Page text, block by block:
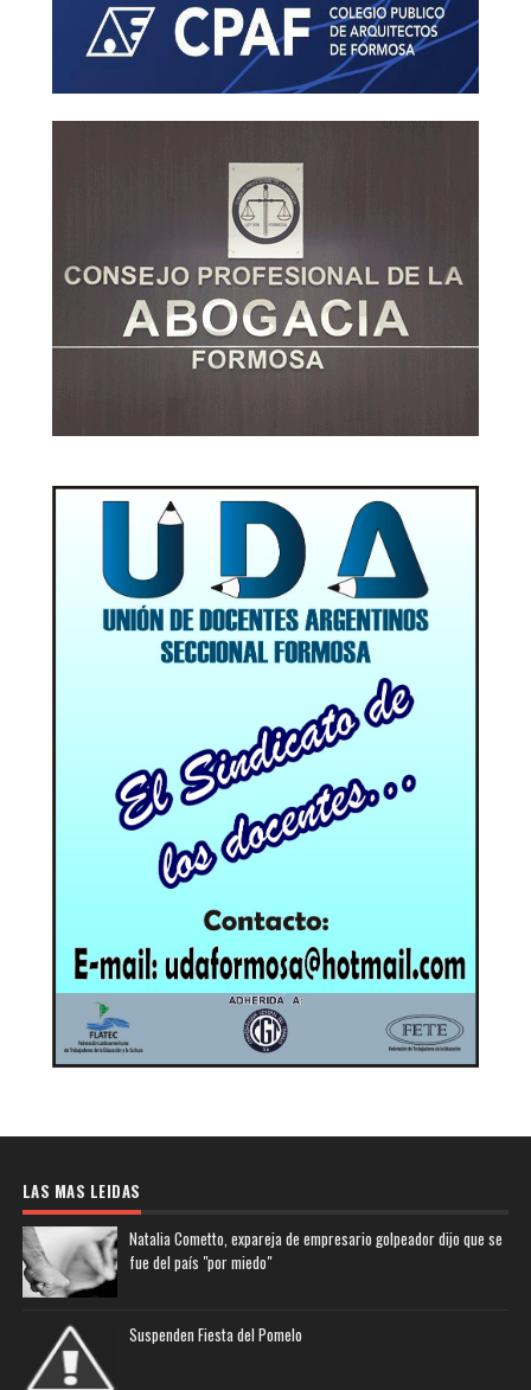
LAS MAS LEIDAS
Natalia Cometto, expareja de empresario golpeador dijo que se
fue del país "por miedo"
Suspenden Fiesta del Pomelo